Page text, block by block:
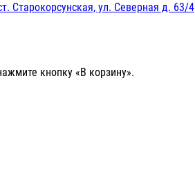
Старокорсунская, ул. Северная д. 63/4
кнопку «В корзину».